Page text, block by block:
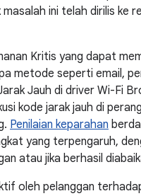
ini telah dirilis ke
Kritis yang dapat
metode seperti email,
Jauh di driver Wi-Fi
kode jarak jauh di
Penilaian keparahan
yang terpengaruh,
atau jika berhasil
oleh pelanggan